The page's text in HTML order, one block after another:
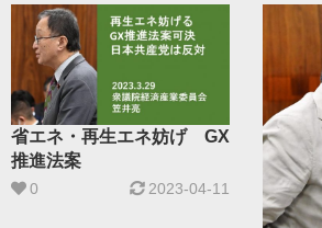
省エネ・再生エネ妨げ GX
推進法案
0 2023-04-11